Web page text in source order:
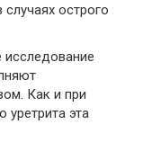
острого
исследование
Как и при
уретрита эта